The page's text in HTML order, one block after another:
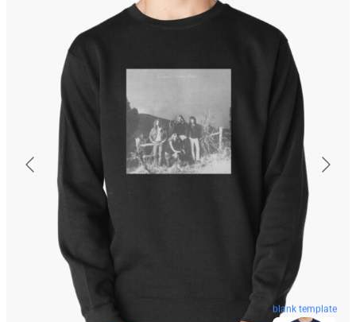
blank template